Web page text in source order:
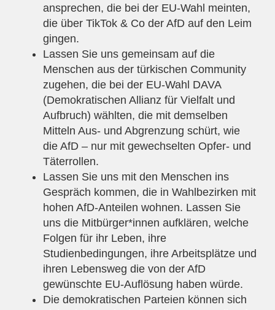
ansprechen, die bei der EU-Wahl meinten,
die über TikTok & Co der AfD auf den Leim
gingen.
Lassen Sie uns gemeinsam auf die
Menschen aus der türkischen Community
zugehen, die bei der EU-Wahl DAVA
(Demokratischen Allianz für Vielfalt und
Aufbruch) wählten, die mit demselben
Mitteln Aus- und Abgrenzung schürt, wie
die AfD – nur mit gewechselten Opfer- und
Täterrollen.
Lassen Sie uns mit den Menschen ins
Gespräch kommen, die in Wahlbezirken mit
hohen AfD-Anteilen wohnen. Lassen Sie
uns die Mitbürger*innen aufklären, welche
Folgen für ihr Leben, ihre
Studienbedingungen, ihre Arbeitsplätze und
ihren Lebensweg die von der AfD
gewünschte EU-Auflösung haben würde.
Die demokratischen Parteien können sich